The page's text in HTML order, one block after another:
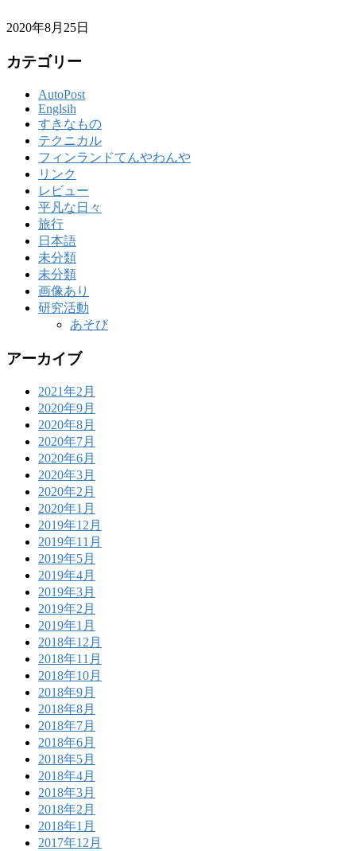
2020年8月25日
カテゴリー
AutoPost
Englsih
すきなもの
テクニカル
フィンランドてんやわんや
リンク
レビュー
平凡な日々
旅行
日本語
未分類
未分類
画像あり
研究活動
あそび
アーカイブ
2021年2月
2020年9月
2020年8月
2020年7月
2020年6月
2020年3月
2020年2月
2020年1月
2019年12月
2019年11月
2019年5月
2019年4月
2019年3月
2019年2月
2019年1月
2018年12月
2018年11月
2018年10月
2018年9月
2018年8月
2018年7月
2018年6月
2018年5月
2018年4月
2018年3月
2018年2月
2018年1月
2017年12月